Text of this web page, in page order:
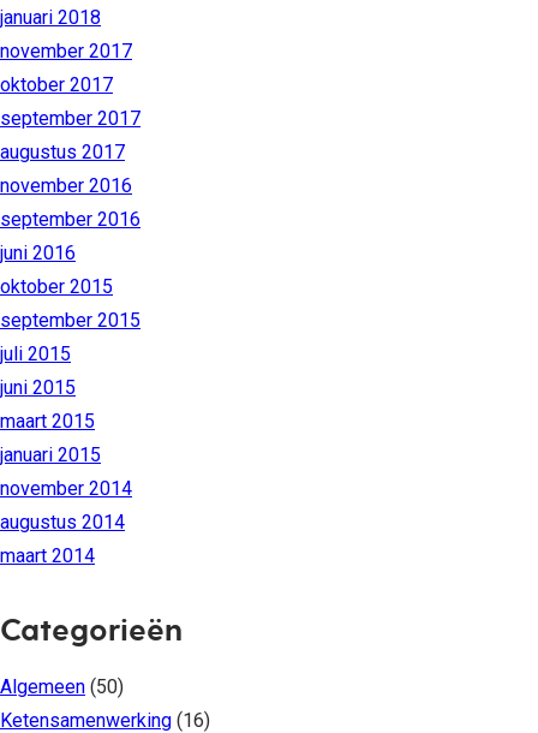
januari 2018
november 2017
oktober 2017
september 2017
augustus 2017
november 2016
september 2016
juni 2016
oktober 2015
september 2015
juli 2015
juni 2015
maart 2015
januari 2015
november 2014
augustus 2014
maart 2014
Categorieën
Algemeen (50)
Ketensamenwerking (16)